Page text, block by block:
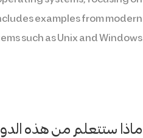
examples from modern
such as Unix and Windows
ماذا ستتعلم من هذه